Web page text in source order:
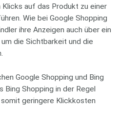
auf das Produkt zu einer
Wie bei Google Shopping
ihre Anzeigen auch über ein
die Sichtbarkeit und die
Google Shopping und Bing
Bing Shopping in der Regel
geringere Klickkosten